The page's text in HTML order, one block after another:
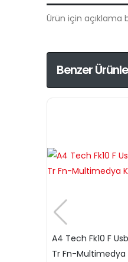
Ürün için açıklama
Benzer
A4 Tech Fk10 F
Tr Fn-Multimedya